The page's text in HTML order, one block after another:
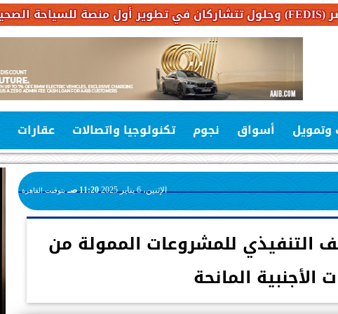
وتمويل أسواق نجوم تكنولوجيا واتصالات عقارات
الإثنين، 6 يناير 2025 11:20 صـ بتوقيت القاهرة
التنفيذي للمشروعات الممولة من
الأجنبية المانحة